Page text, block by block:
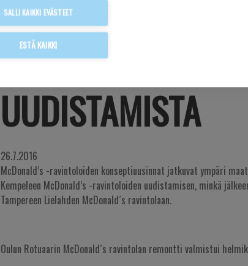
MCDONALD’S OY
RAVINTOLOIDEN
UUDISTAMISTA
26.7.2016
McDonald’s -ravintoloiden konseptiuusinnat jatkuvat ympäri
Kempeleen McDonald’s -ravintoloiden uudistamisen, minkä
Tampereen Lielahden McDonald´s ravintolaan.
Oulun Rotuaarin McDonald´s ravintolan remontti valmistui
SALLI KAIKKI EVÄSTEET
ESTÄ KAIKKI